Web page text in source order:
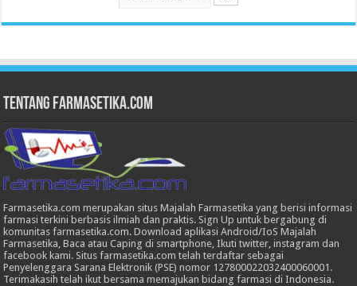
Tentang Farmasetika.com
Farmasetika.com merupakan situs Majalah Farmasetika yang berisi informasi
farmasi terkini berbasis ilmiah dan praktis. Sign Up untuk bergabung di
komunitas farmasetika.com. Download aplikasi Android/IoS Majalah
Farmasetika, Baca atau Caping di smartphone, Ikuti twitter, instagram dan
facebook kami. Situs farmasetika.com telah terdaftar sebagai
Penyelenggara Sarana Elektronik (PSE) nomor 127800022032400060001.
Terimakasih telah ikut bersama memajukan bidang farmasi di Indonesia.